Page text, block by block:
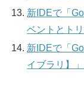
新IDEで「
ベントとト
新IDEで「
イブラリ】